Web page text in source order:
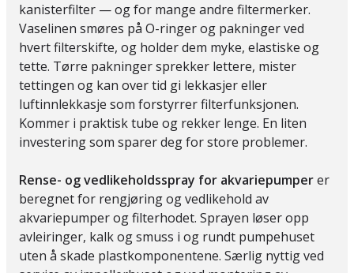
kanisterfilter — og for mange andre filtermerker.
Vaselinen smøres på O-ringer og pakninger ved
hvert filterskifte, og holder dem myke, elastiske og
tette. Tørre pakninger sprekker lettere, mister
tettingen og kan over tid gi lekkasjer eller
luftinnlekkasje som forstyrrer filterfunksjonen.
Kommer i praktisk tube og rekker lenge. En liten
investering som sparer deg for store problemer.
Rense- og vedlikeholdsspray for akvariepumperer
beregnet for rengjøring og vedlikehold av
akvariepumper og filterhodet. Sprayen løser opp
avleiringer, kalk og smuss i og rundt pumpehuset
uten å skade plastkomponentene. Særlig nyttig ved